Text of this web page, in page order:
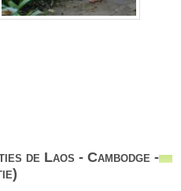
de Laos - Cambodge -